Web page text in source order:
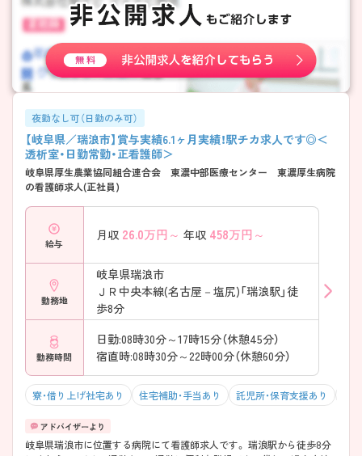
夜勤なし可（日勤のみ可）
【岐阜県／瑞浪市】賞与実績6.1ヶ月実績！駅チカ求人です◎＜
透析室・日勤常勤・正看護師＞
岐阜県厚生農業協同組合連合会 東濃中部医療センター 東濃厚生病院
の看護師求人(正社員)
給与
月収 26.0万円～ 年収 458万円～
勤務地
岐阜県瑞浪市
ＪＲ中央本線(名古屋－塩尻)「瑞浪駅」徒
歩8分
勤務時間
日勤:08時30分～17時15分（休憩45分）
宿直時:08時30分～22時00分（休憩60分）
寮・借り上げ社宅あり 住宅補助・手当あり 託児所・保育支援あり
岐阜県瑞浪市に位置する病院にて看護師求人です。 瑞浪駅から徒歩8分